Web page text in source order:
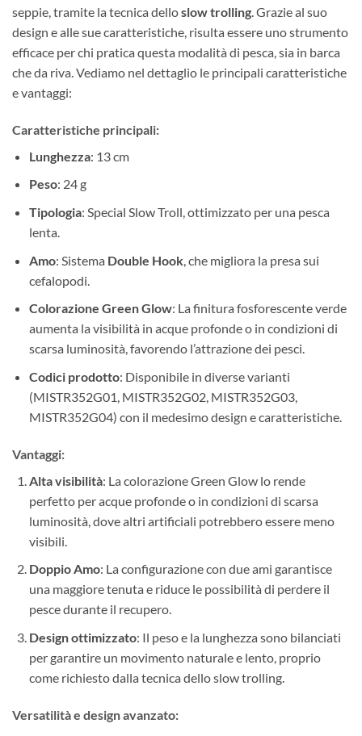
seppie, tramite la tecnica delloslow trolling. Grazie al suo
design e alle sue caratteristiche, risulta essere uno strumento
efficace per chi pratica questa modalità di pesca, sia in barca
che da riva. Vediamo nel dettaglio le principali caratteristiche
e vantaggi:
Caratteristiche principali:
Lunghezza: 13 cm
Peso: 24 g
Tipologia: Special Slow Troll, ottimizzato per una pesca
lenta.
Amo: Sistema Double Hook, che migliora la presa sui
cefalopodi.
Colorazione Green Glow: La finitura fosforescente verde
aumenta la visibilità in acque profonde o in condizioni di
scarsa luminosità, favorendo l’attrazione dei pesci.
Codici prodotto: Disponibile in diverse varianti
(MISTR352G01, MISTR352G02, MISTR352G03,
MISTR352G04) con il medesimo design e caratteristiche.
Vantaggi:
Alta visibilità: La colorazione Green Glow lo rende
perfetto per acque profonde o in condizioni di scarsa
luminosità, dove altri artificiali potrebbero essere meno
visibili.
Doppio Amo: La configurazione con due ami garantisce
una maggiore tenuta e riduce le possibilità di perdere il
pesce durante il recupero.
Design ottimizzato: Il peso e la lunghezza sono bilanciati
per garantire un movimento naturale e lento, proprio
come richiesto dalla tecnica dello slow trolling.
Versatilità e design avanzato: